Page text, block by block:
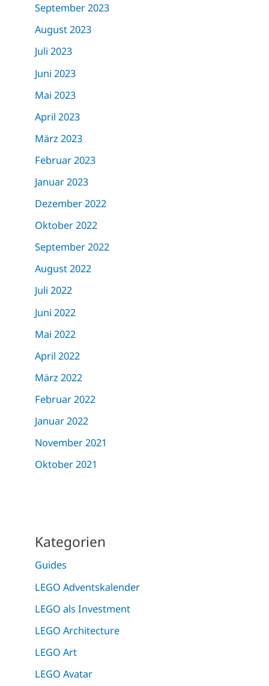
September 2023
August 2023
Juli 2023
Juni 2023
Mai 2023
April 2023
März 2023
Februar 2023
Januar 2023
Dezember 2022
Oktober 2022
September 2022
August 2022
Juli 2022
Juni 2022
Mai 2022
April 2022
März 2022
Februar 2022
Januar 2022
November 2021
Oktober 2021
Kategorien
Guides
LEGO Adventskalender
LEGO als Investment
LEGO Architecture
LEGO Art
LEGO Avatar